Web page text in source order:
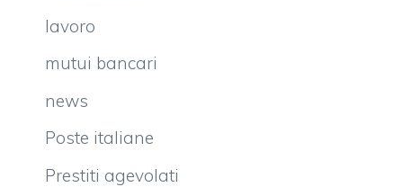
lavoro
mutui bancari
news
Poste italiane
Prestiti agevolati